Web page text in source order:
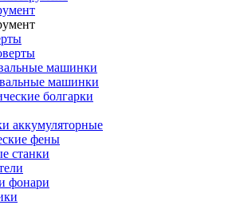
машинки
машинки
болгарки
аккумуляторные
фены
станки
фонари